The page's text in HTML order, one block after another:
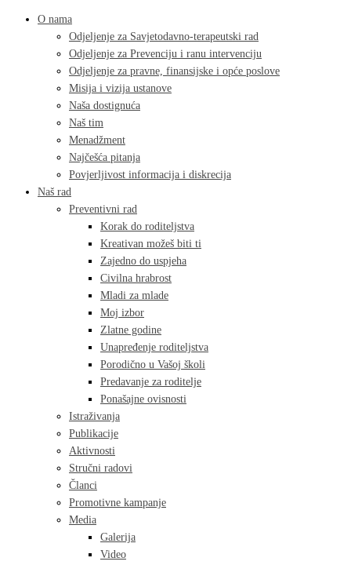
O nama
Odjeljenje za Savjetodavno-terapeutski rad
Odjeljenje za Prevenciju i ranu intervenciju
Odjeljenje za pravne, finansijske i opće poslove
Misija i vizija ustanove
Naša dostignuća
Naš tim
Menadžment
Najčešća pitanja
Povjerljivost informacija i diskrecija
Naš rad
Preventivni rad
Korak do roditeljstva
Kreativan možeš biti ti
Zajedno do uspjeha
Civilna hrabrost
Mladi za mlade
Moj izbor
Zlatne godine
Unapređenje roditeljstva
Porodično u Vašoj školi
Predavanje za roditelje
Ponašajne ovisnosti
Istraživanja
Publikacije
Aktivnosti
Stručni radovi
Članci
Promotivne kampanje
Media
Galerija
Video